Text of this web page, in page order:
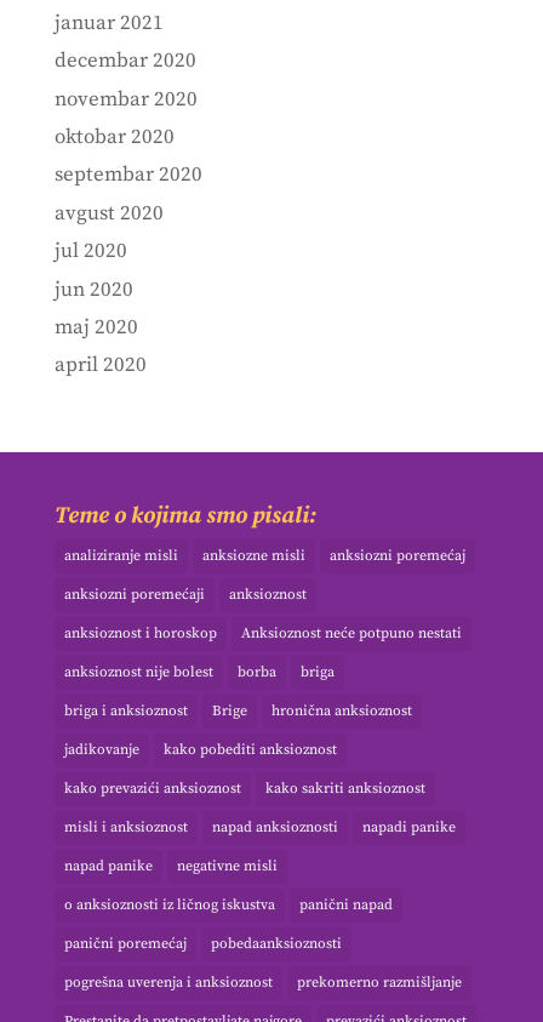
januar 2021
decembar 2020
novembar 2020
oktobar 2020
septembar 2020
avgust 2020
jul 2020
jun 2020
maj 2020
april 2020
Teme o kojima smo pisali:
analiziranje misli anksiozne misli anksiozni poremećaj
anksiozni poremećaji anksioznost
anksioznost i horoskop Anksioznost neće potpuno nestati
anksioznost nije bolest borba briga
briga i anksioznost Brige hronična anksioznost
jadikovanje kako pobediti anksioznost
kako prevazići anksioznost kako sakriti anksioznost
misli i anksioznost napad anksioznosti napadi panike
napad panike negativne misli
o anksioznosti iz ličnog iskustva panični napad
panični poremećaj pobedaanksioznosti
pogrešna uverenja i anksioznost prekomerno razmišljanje